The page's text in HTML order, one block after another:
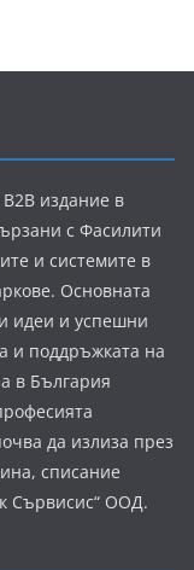
издание в
с Фасилити
и системите в
Основната
идеи и успешни
и поддръжката на
в България
да излиза през
списание
Сървисис“ ООД.